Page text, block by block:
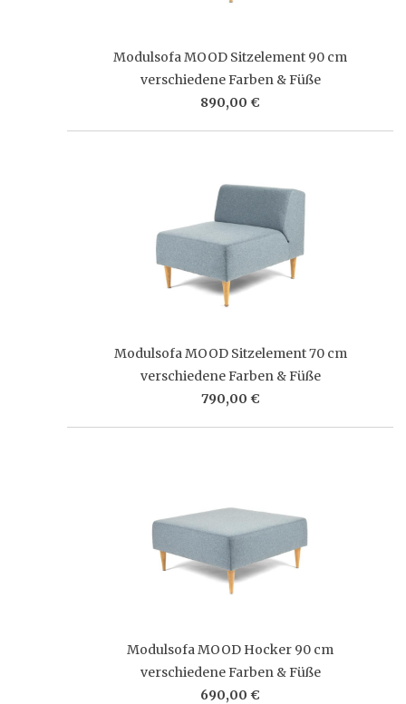
Modulsofa MOOD Sitzelement 90 cm
verschiedene Farben & Füße
890,00 €
Modulsofa MOOD Sitzelement 70 cm
verschiedene Farben & Füße
790,00 €
Modulsofa MOOD Hocker 90 cm
verschiedene Farben & Füße
690,00 €